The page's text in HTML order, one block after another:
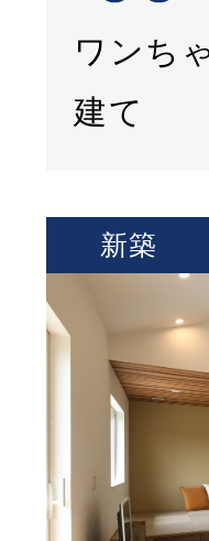
ワンち
建て
新築